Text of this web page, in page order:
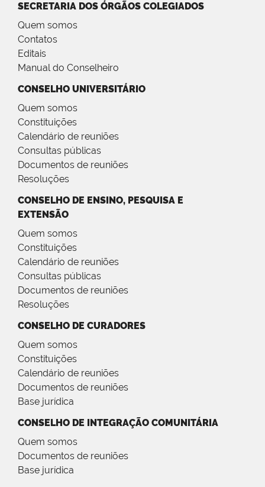
SECRETARIA DOS ÓRGÃOS COLEGIADOS
Quem somos
Contatos
Editais
Manual do Conselheiro
CONSELHO UNIVERSITÁRIO
Quem somos
Constituições
Calendário de reuniões
Consultas públicas
Documentos de reuniões
Resoluções
CONSELHO DE ENSINO, PESQUISA E
EXTENSÃO
Quem somos
Constituições
Calendário de reuniões
Consultas públicas
Documentos de reuniões
Resoluções
CONSELHO DE CURADORES
Quem somos
Constituições
Calendário de reuniões
Documentos de reuniões
Base jurídica
CONSELHO DE INTEGRAÇÃO COMUNITÁRIA
Quem somos
Documentos de reuniões
Base jurídica